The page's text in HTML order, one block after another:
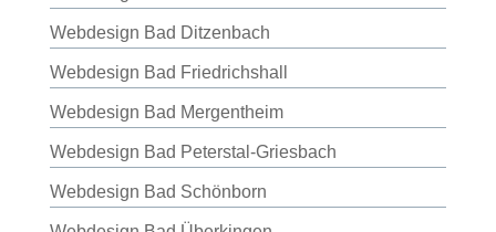
Webdesign Bad Ditzenbach
Webdesign Bad Friedrichshall
Webdesign Bad Mergentheim
Webdesign Bad Peterstal-Griesbach
Webdesign Bad Schönborn